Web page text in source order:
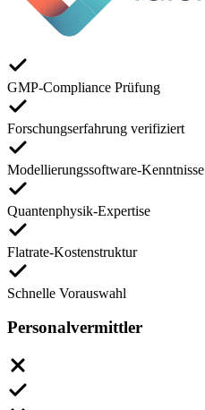
GMP-Compliance Prüfung
Forschungserfahrung verifiziert
Modellierungssoftware-Kenntnisse
Quantenphysik-Expertise
Flatrate-Kostenstruktur
Schnelle Vorauswahl
Personalvermittler